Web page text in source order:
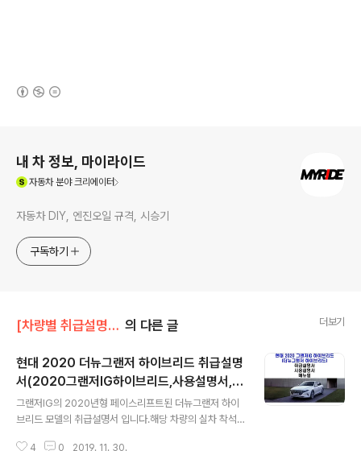
내 차 정보, 마이라이드
자동차분야 크리에이터
자동차 DIY, 엔진오일 규격, 시승기
구독하기
[차량별 취급설명서]/현대차 취급설명서 의 다른 글 더보기
현대 2020 더뉴그랜저 하이브리드 취급설명
서(2020그랜저IG하이브리드,사용설명서,매
뉴얼,PDF)
그랜저IG의 2020년형 페이스리프트된 더뉴그랜저 하이
브리드 모델의 취급설명서 입니다.해당 차량의 실차 착석
4 0 2019. 11. 30.